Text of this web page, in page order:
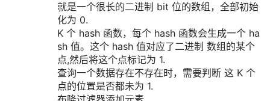
就是一个很长的二进制 bit 位的数组，全部初始
化为 0.
K 个 hash 函数，每个 hash 函数会生成一个 ha
sh 值。这个 hash 值对应了二进制 数组的某个
点,然后将这个点标记为 1.
查询一个数据存在不存在时，需要判断 这 K 个
点的位置是否都未为 1.